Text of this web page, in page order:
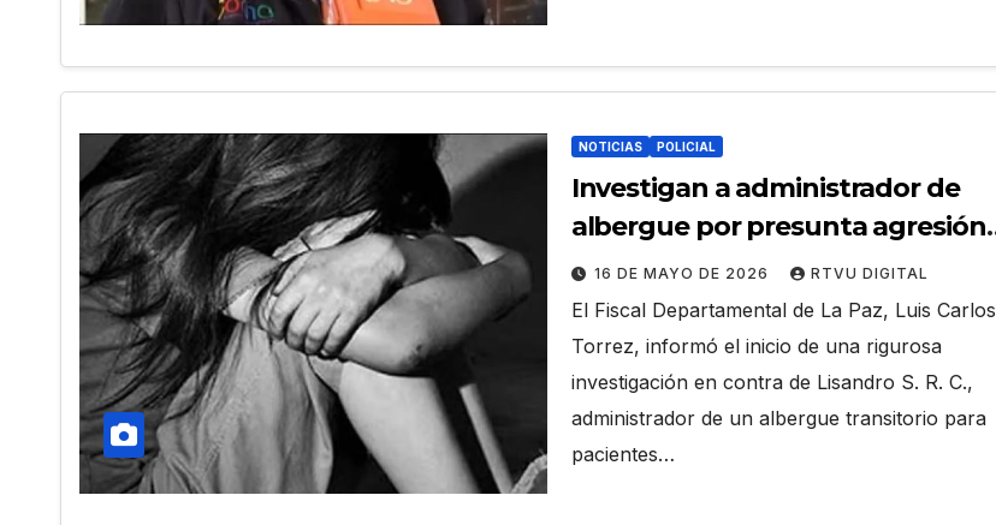
NOTICIAS POLICIAL
Investigan a administrador de
albergue por presunta agresión
sexual a una niña con cáncer
16 DE MAYO DE 2026 RTVU DIGITAL
​El Fiscal Departamental de La Paz, Luis Carlos
Torrez, informó el inicio de una rigurosa
investigación en contra de Lisandro S. R. C.,
administrador de un albergue transitorio para
pacientes…